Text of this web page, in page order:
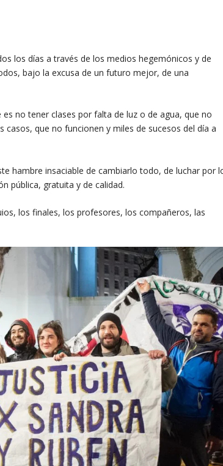
los días a través de los medios hegemónicos y de
bajo la excusa de un futuro mejor, de una
no tener clases por falta de luz o de agua, que no
que no funcionen y miles de sucesos del día a
hambre insaciable de cambiarlo todo, de luchar por
pública, gratuita y de calidad.
los finales, los profesores, los compañeros, las